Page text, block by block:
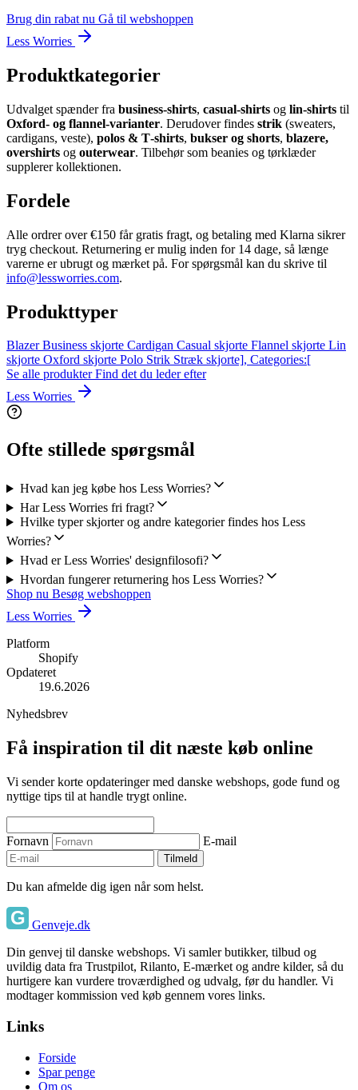
Brug din rabat nu Gå til webshoppen
Less Worries
Produktkategorier
Udvalget spænder fra business‑shirts, casual‑shirts og lin‑shirts til
Oxford‑ og flannel‑varianter. Derudover findes strik (sweaters,
cardigans, veste), polos & T‑shirts, bukser og shorts, blazere,
overshirts og outerwear. Tilbehør som beanies og tørklæder
supplerer kollektionen.
Fordele
Alle ordrer over €150 får gratis fragt, og betaling med Klarna sikrer
tryg checkout. Returnering er mulig inden for 14 dage, så længe
varerne er ubrugt og mærket på. For spørgsmål kan du skrive til
info@lessworries.com.
Produkttyper
BlazerBusiness skjorte Cardigan Casual skjorte Flannel skjorte Lin
skjorte Oxford skjorte Polo Strik Stræk skjorte], Categories:[
Se alle produkterFind det du leder efter
Less Worries
Ofte stillede spørgsmål
Hvad kan jeg købe hos Less Worries?
Har Less Worries fri fragt?
Hvilke typer skjorter og andre kategorier findes hos Less
Worries?
Hvad er Less Worries' designfilosofi?
Hvordan fungerer returnering hos Less Worries?
Shop nu Besøg webshoppen
Less Worries
Platform
Shopify
Opdateret
19.6.2026
Nyhedsbrev
Få inspiration til dit næste køb online
Vi sender korte opdateringer med danske webshops, gode fund og
nyttige tips til at handle trygt online.
Fornavn E-mail
Tilmeld
Du kan afmelde dig igen når som helst.
Genveje.dk
Din genvej til danske webshops. Vi samler butikker, tilbud og
uvildig data fra Trustpilot, Rilanto, E-mærket og andre kilder, så du
hurtigere kan vurdere troværdighed og udvalg, før du handler. Vi
modtager kommission ved køb gennem vores links.
Links
Forside
Spar penge
Om os